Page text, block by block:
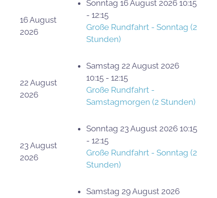
16 August
2026
Sonntag 16 August 2026 10:15
- 12:15
Große Rundfahrt - Sonntag (2
Stunden)
22 August
2026
Samstag 22 August 2026
10:15 - 12:15
Große Rundfahrt -
Samstagmorgen (2 Stunden)
23 August
2026
Sonntag 23 August 2026 10:15
- 12:15
Große Rundfahrt - Sonntag (2
Stunden)
Samstag 29 August 2026